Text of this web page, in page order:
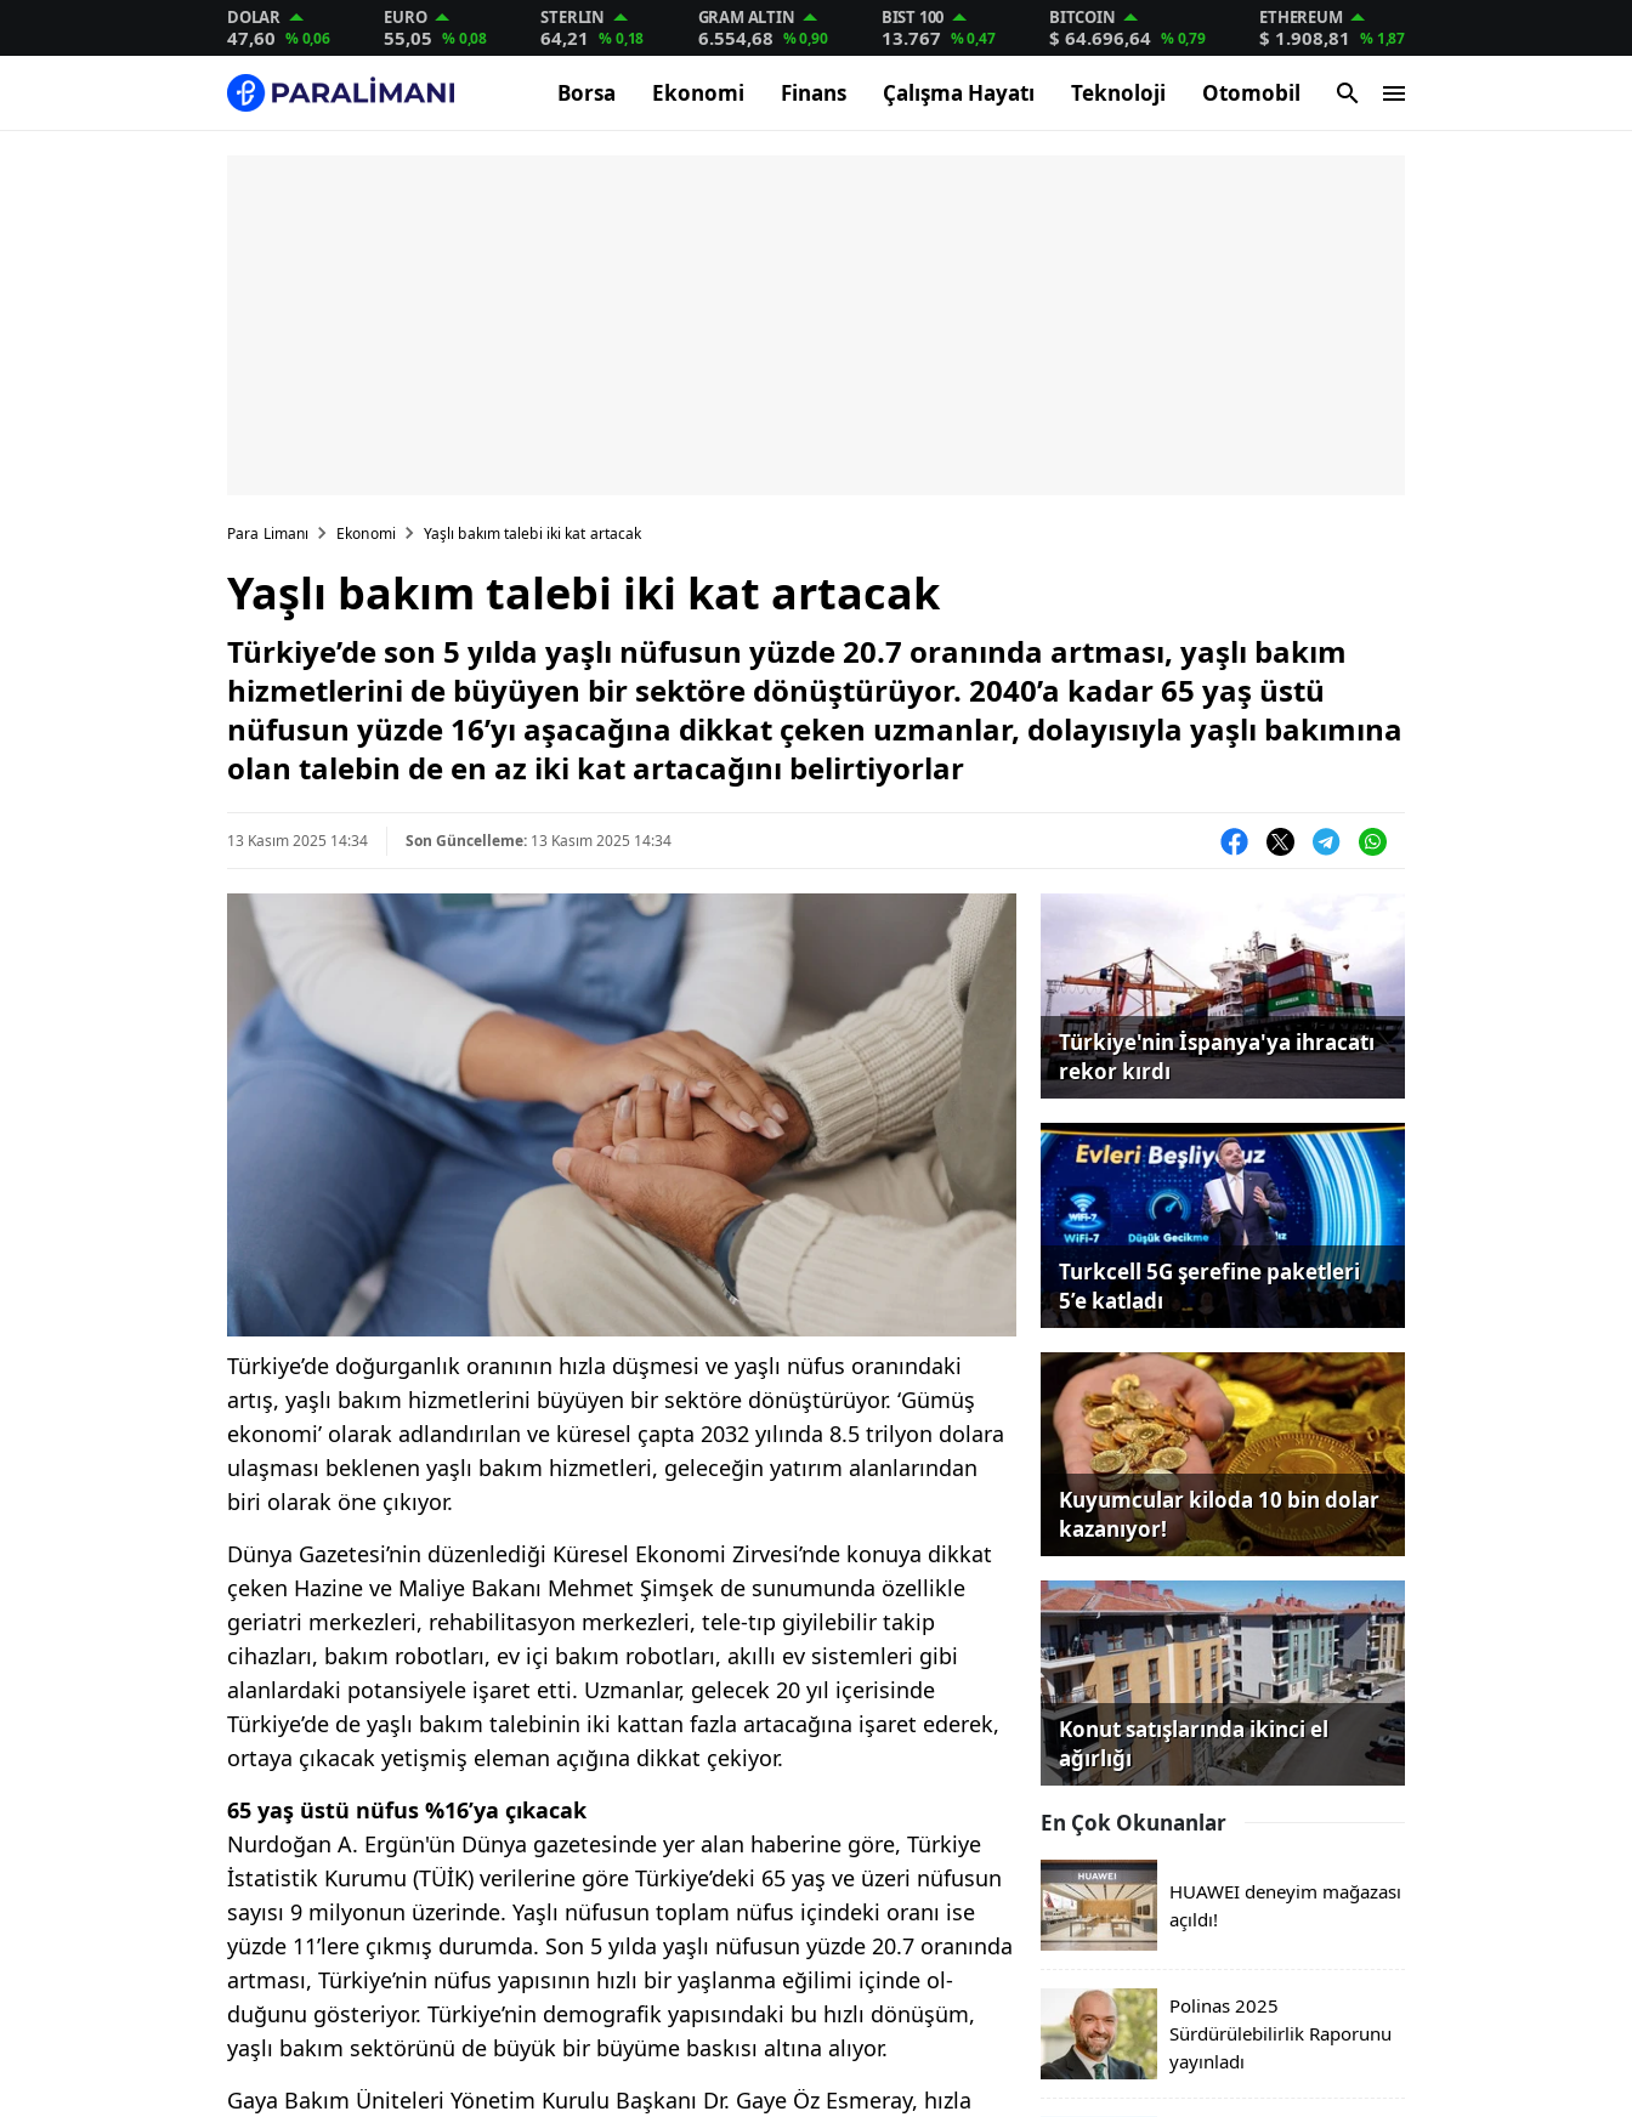
DOLAR
47,60 % 0,06
EURO
55,05 % 0,08
STERLIN
64,21 % 0,18
GRAM ALTIN
6.554,68 % 0,90
BIST 100
13.767 % 0,47
BITCOIN
$ 64.696,64 % 0,79
ETHEREUM
$ 1.908,81 % 1,87
Borsa Ekonomi Finans Çalışma Hayatı Teknoloji Otomobil
Para Limanı Ekonomi Yaşlı bakım talebi iki kat artacak
Yaşlı bakım talebi iki kat artacak
Türkiye’de son 5 yılda yaşlı nüfusun yüzde 20.7 oranında artması, yaşlı bakım
hizmetlerini de büyü­yen bir sektöre dönüş­türüyor. 2040’a kadar 65 yaş üstü
nüfusun yüzde 16’yı aşacağına dikkat çeken uzman­lar, dolayısıyla yaşlı bakımına
olan talebin de en az iki kat artaca­ğını belirtiyorlar
13 Kasım 2025 14:34 Son Güncelleme: 13 Kasım 2025 14:34
Türkiye’de doğurganlık oranının hızla düşmesi ve yaşlı nüfus oranında­ki
artış, yaşlı bakım hizmetlerini büyüyen bir sektöre dönüştürü­yor. ‘Gümüş
ekonomi’ olarak ad­landırılan ve küresel çapta 2032 yılında 8.5 trilyon dolara
ulaş­ması beklenen yaşlı bakım hiz­metleri, geleceğin yatırım alan­larından
biri olarak öne çıkıyor.
Dünya Gazetesi’nin düzenledi­ği Küresel Ekonomi Zirvesi’nde konuya dikkat
çeken Hazine ve Maliye Bakanı Mehmet Şimşek de sunumunda özellikle
geriatri merkezleri, rehabilitasyon mer­kezleri, tele-tıp giyilebilir takip
cihazları, bakım robotları, ev içi bakım robotları, akıllı ev sistem­leri gibi
alanlardaki potansiyele işaret etti. Uzmanlar, gelecek 20 yıl içerisinde
Türkiye’de de yaşlı bakım talebinin iki kattan fazla artacağına işaret ederek,
ortaya çıkacak yetişmiş eleman açığına dikkat çekiyor.
65 yaş üstü nüfus %16’ya çıkacak
Nurdoğan A. Ergün'ün Dünya gazetesinde yer alan haberine göre, Türkiye
İstatistik Kurumu (TÜİK) verilerine göre Türki­ye’deki 65 yaş ve üzeri nüfusun
sayısı 9 milyonun üzerinde. Yaş­lı nüfusun toplam nüfus içinde­ki oranı ise
yüzde 11’lere çıkmış durumda. Son 5 yılda yaşlı nüfu­sun yüzde 20.7 oranında
artması, Türkiye’nin nüfus yapısının hız­lı bir yaşlanma eğilimi içinde ol­
duğunu gösteriyor. Türkiye’nin demografik yapısındaki bu hızlı dönüşüm,
yaşlı bakım sektörü­nü de büyük bir büyüme baskısı altına alıyor.
Gaya Bakım Ünite­leri Yönetim Kurulu Başkanı Dr. Gaye Öz Esmeray, hızla
Türkiye'nin İspanya'ya ihracatı
rekor kırdı
Turkcell 5G şerefine paketleri
5’e katladı
Kuyumcular kiloda 10 bin dolar
kazanıyor!
Konut satışlarında ikinci el
ağırlığı
En Çok Okunanlar
HUAWEI deneyim mağazası
açıldı!
Polinas 2025
Sürdürülebilirlik Raporunu
yayınladı